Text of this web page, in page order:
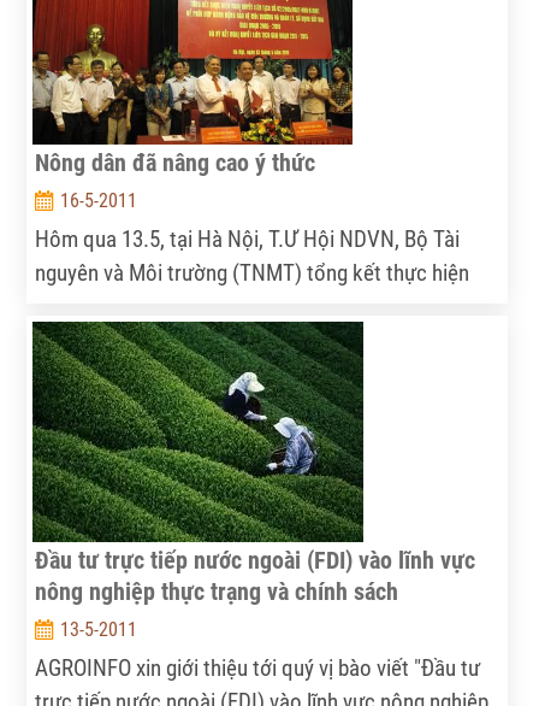
cây ăn quả miền Đông Nam bộ (Bà Rịa- Vũng Tàu).
Nông dân đã nâng cao ý thức
16-5-2011
Hôm qua 13.5, tại Hà Nội, T.Ư Hội NDVN, Bộ Tài
nguyên và Môi trường (TNMT) tổng kết thực hiện
bảo vệ môi trường và quản lý đất đai giai đoạn 2005-
2010; ký kết Nghị quyết liên tịch giai đoạn 2011-
2015.
Đầu tư trực tiếp nước ngoài (FDI) vào lĩnh vực
nông nghiệp thực trạng và chính sách
13-5-2011
AGROINFO xin giới thiệu tới quý vị bào viết "Đầu tư